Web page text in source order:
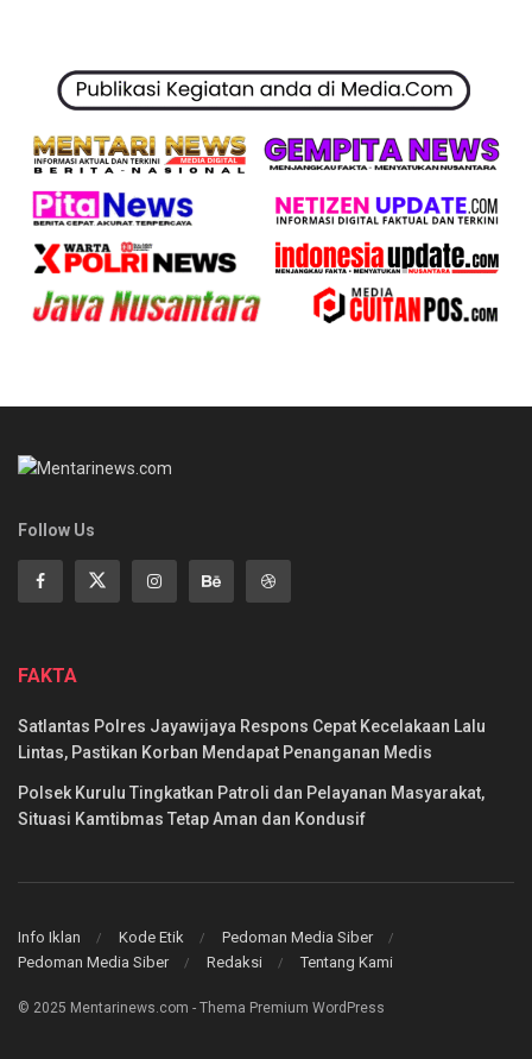
Follow Us
FAKTA
Satlantas Polres Jayawijaya Respons Cepat Kecelakaan Lalu
Lintas, Pastikan Korban Mendapat Penanganan Medis
Polsek Kurulu Tingkatkan Patroli dan Pelayanan Masyarakat,
Situasi Kamtibmas Tetap Aman dan Kondusif
Info Iklan Kode Etik
Pedoman Media Siber
Pedoman Media Siber
Redaksi Tentang Kami
© 2025 Mentarinews.com - Thema Premium WordPress